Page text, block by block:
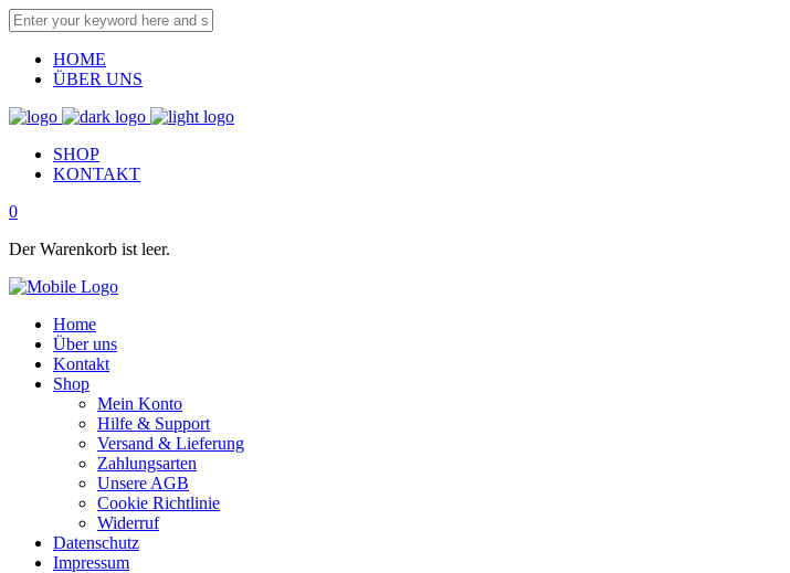
HOME
ÜBER UNS
SHOP
KONTAKT
0
Der Warenkorb ist leer.
Home
Über uns
Kontakt
Shop
Mein Konto
Hilfe & Support
Versand & Lieferung
Zahlungsarten
Unsere AGB
Cookie Richtlinie
Widerruf
Datenschutz
Impressum